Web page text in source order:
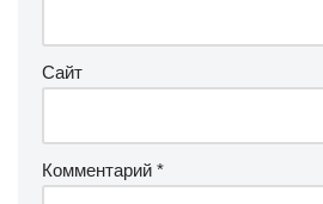
Сайт
Комментарий *